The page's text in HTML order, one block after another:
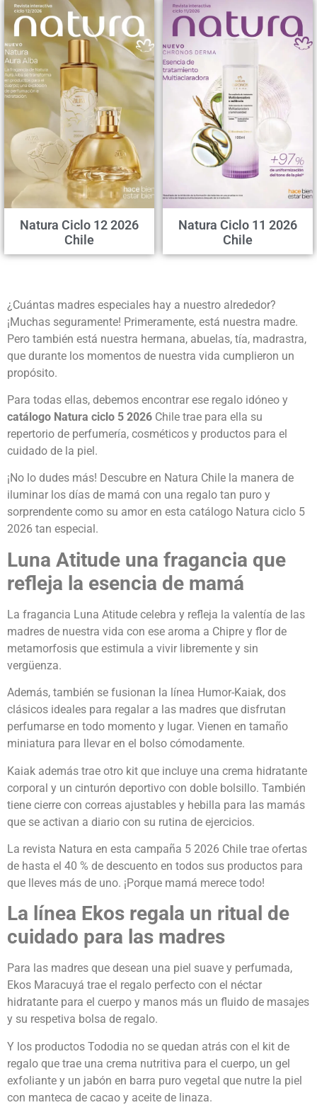
Natura Ciclo 12 2026
Chile
Natura Ciclo 11 2026
Chile
¿Cuántas madres especiales hay a nuestro alrededor?
¡Muchas seguramente! Primeramente, está nuestra madre.
Pero también está nuestra hermana, abuelas, tía, madrastra,
que durante los momentos de nuestra vida cumplieron un
propósito.
Para todas ellas, debemos encontrar ese regalo idóneo y
catálogo Natura ciclo 5 2026 Chile trae para ella su
repertorio de perfumería, cosméticos y productos para el
cuidado de la piel.
¡No lo dudes más! Descubre en Natura Chile la manera de
iluminar los días de mamá con una regalo tan puro y
sorprendente como su amor en esta catálogo Natura ciclo 5
2026 tan especial.
Luna Atitude una fragancia que
refleja la esencia de mamá
La fragancia Luna Atitude celebra y refleja la valentía de las
madres de nuestra vida con ese aroma a Chipre y flor de
metamorfosis que estimula a vivir libremente y sin
vergüenza.
Además, también se fusionan la línea Humor-Kaiak, dos
clásicos ideales para regalar a las madres que disfrutan
perfumarse en todo momento y lugar. Vienen en tamaño
miniatura para llevar en el bolso cómodamente.
Kaiak además trae otro kit que incluye una crema hidratante
corporal y un cinturón deportivo con doble bolsillo. También
tiene cierre con correas ajustables y hebilla para las mamás
que se activan a diario con su rutina de ejercicios.
La revista Natura en esta campaña 5 2026 Chile trae ofertas
de hasta el 40 % de descuento en todos sus productos para
que lleves más de uno. ¡Porque mamá merece todo!
La línea Ekos regala un ritual de
cuidado para las madres
Para las madres que desean una piel suave y perfumada,
Ekos Maracuyá trae el regalo perfecto con el néctar
hidratante para el cuerpo y manos más un fluido de masajes
y su respetiva bolsa de regalo.
Y los productos Tododia no se quedan atrás con el kit de
regalo que trae una crema nutritiva para el cuerpo, un gel
exfoliante y un jabón en barra puro vegetal que nutre la piel
con manteca de cacao y aceite de linaza.